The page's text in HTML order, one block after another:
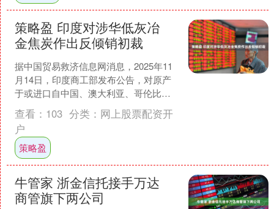
策略盈 印度对涉华低灰冶
金焦炭作出反倾销初裁
据中国贸易救济信息网消息，2025年11
月14日，印度商工部发布公告，对原产
于或进口自中国、澳大利亚、哥伦比
亚、印度尼西亚、日本和俄罗斯的低灰
冶金焦炭（Low ....
查看： 103 分类： 网上股票配资开
户
策略盈
牛管家 浙金信托接手万达
商管旗下两公司